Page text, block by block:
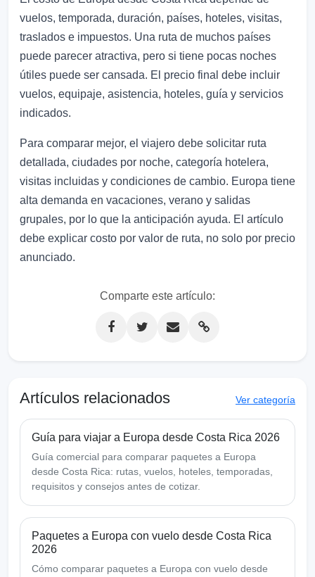
vuelos, temporada, duración, países, hoteles, visitas,
traslados e impuestos. Una ruta de muchos países
puede parecer atractiva, pero si tiene pocas noches
útiles puede ser cansada. El precio final debe incluir
vuelos, equipaje, asistencia, hoteles, guía y servicios
indicados.
Para comparar mejor, el viajero debe solicitar ruta
detallada, ciudades por noche, categoría hotelera,
visitas incluidas y condiciones de cambio. Europa tiene
alta demanda en vacaciones, verano y salidas
grupales, por lo que la anticipación ayuda. El artículo
debe explicar costo por valor de ruta, no solo por precio
anunciado.
Comparte este artículo:
Artículos relacionados Ver categoría
Guía para viajar a Europa desde Costa Rica 2026
Guía comercial para comparar paquetes a Europa
desde Costa Rica: rutas, vuelos, hoteles, temporadas,
requisitos y consejos antes de cotizar.
Paquetes a Europa con vuelo desde Costa Rica
2026
Cómo comparar paquetes a Europa con vuelo desde